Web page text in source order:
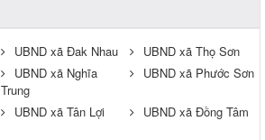
UBND xã Đak Nhau
UBND xã Thọ Sơn
UBND xã Nghĩa
Trung
UBND xã Phước Sơn
UBND xã Tân Lợi UBND xã Đồng Tâm